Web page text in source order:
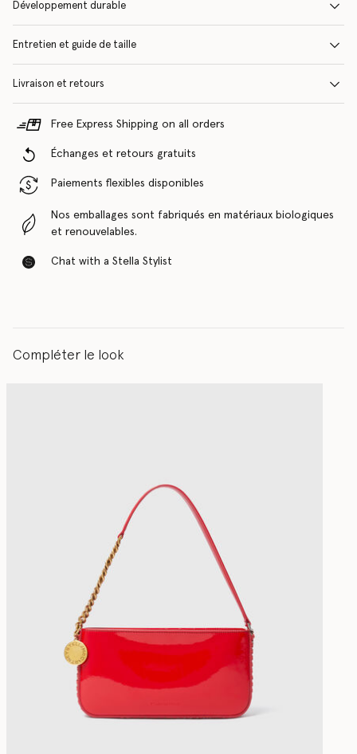
Développement durable
Entretien et guide de taille
Livraison et retours
Free Express Shipping on all orders
Échanges et retours gratuits
Paiements flexibles disponibles
Nos emballages sont fabriqués en matériaux biologiques
et renouvelables.
Chat with a Stella Stylist
Compléter le look